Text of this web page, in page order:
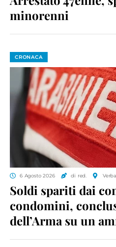
minorenni
CRONACA
6 Agosto 2026 di red.
Soldi spariti dai
condomini,
dell’Arma su un